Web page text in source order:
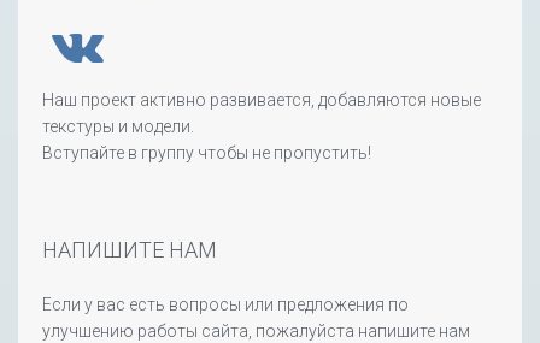
Наш проект активно развивается, добавляются новые
текстуры и модели.
Вступайте в группу чтобы не пропустить!
НАПИШИТЕ НАМ
Если у вас есть вопросы или предложения по
улучшению работы сайта, пожалуйста напишите нам